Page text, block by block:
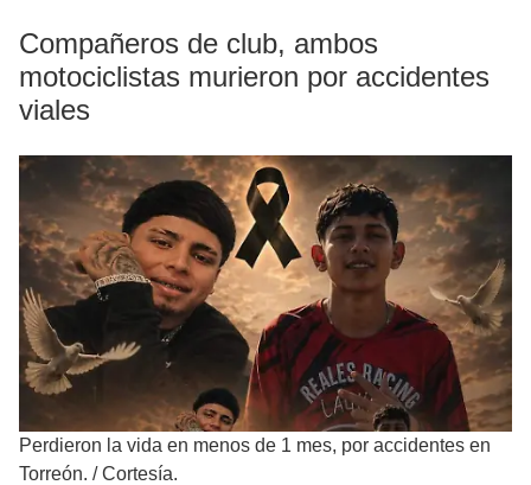
Compañeros de club, ambos
motociclistas murieron por accidentes
viales
Perdieron la vida en menos de 1 mes, por accidentes en
Torreón. /Cortesía.